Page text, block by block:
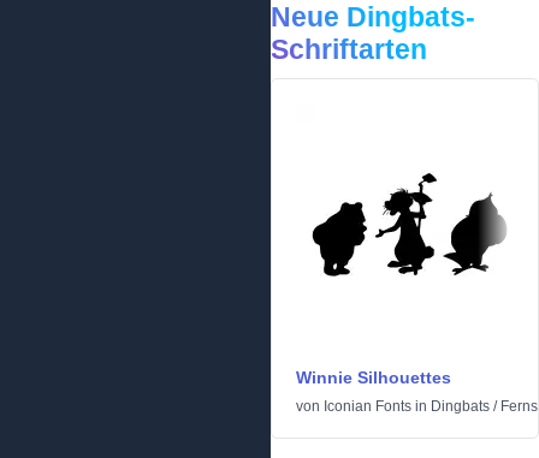
Neue Dingbats-
Schriftarten
Winnie Silhouettes
von Iconian Fonts in Dingbats /